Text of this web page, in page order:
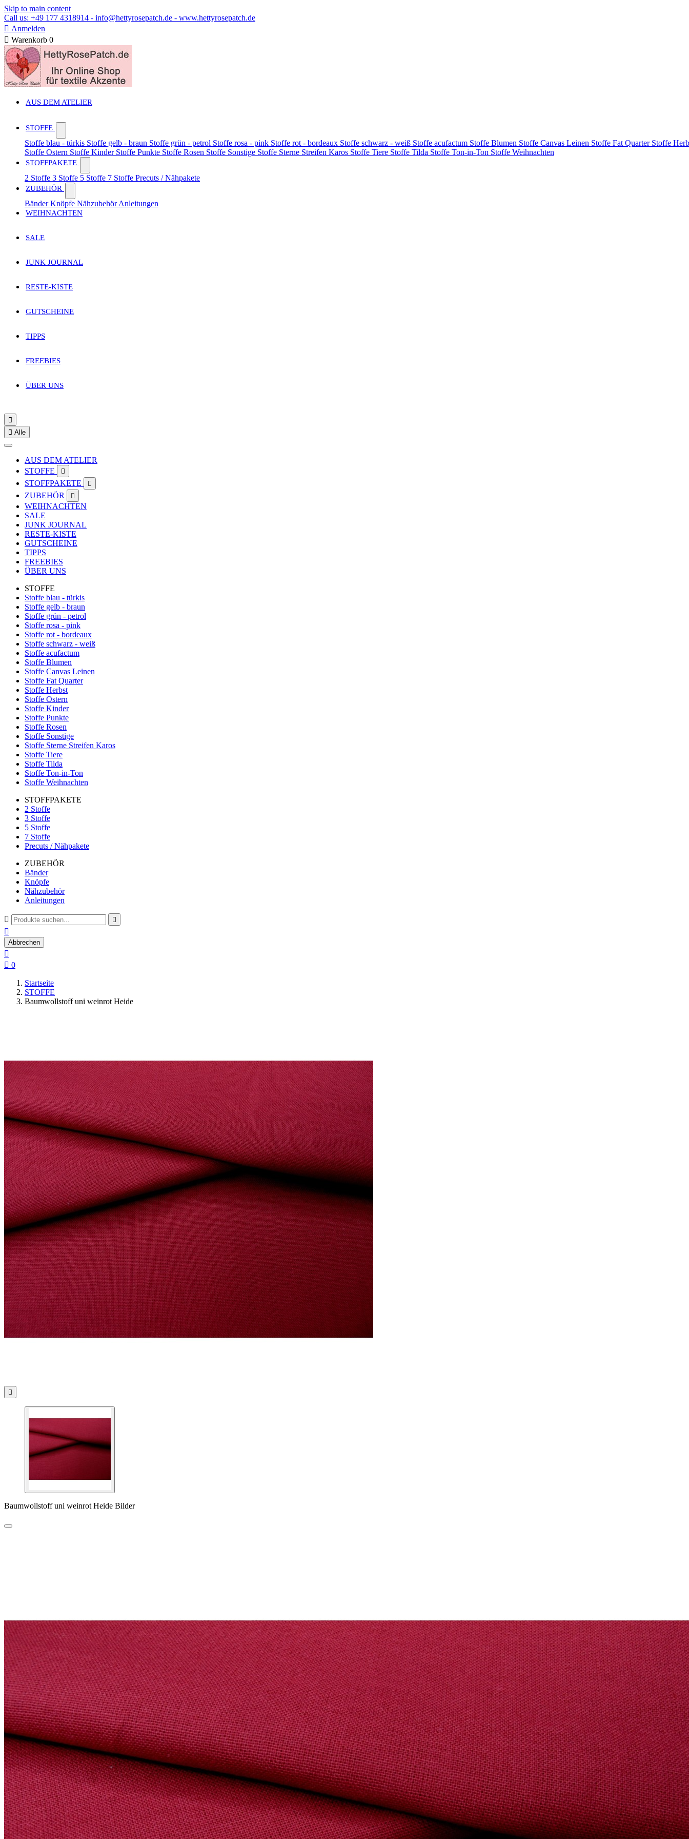
Skip to main content
Call us: +49 177 4318914 - info@hettyrosepatch.de - www.hettyrosepatch.de
 Anmelden
 Warenkorb 0
AUS DEM ATELIER
STOFFE
Stoffe blau - türkis Stoffe gelb - braun Stoffe grün - petrol Stoffe rosa - pink Stoffe rot - bordeaux Stoffe schwarz - weiß Stoffe acufactum Stoffe Blumen Stoffe Canvas Leinen Stoffe Fat Quarter Stoffe
Stoffe Ostern Stoffe Kinder Stoffe Punkte Stoffe Rosen Stoffe Sonstige Stoffe Sterne Streifen Karos Stoffe Tiere Stoffe Tilda Stoffe Ton-in-Ton Stoffe Weihnachten
STOFFPAKETE
2 Stoffe 3 Stoffe 5 Stoffe 7 Stoffe Precuts / Nähpakete
ZUBEHÖR
BänderKnöpfe NähzubehörAnleitungen
WEIHNACHTEN
SALE
JUNK JOURNAL
RESTE-KISTE
GUTSCHEINE
TIPPS
FREEBIES
ÜBER UNS

 Alle
AUS DEM ATELIER
STOFFE

STOFFPAKETE 
ZUBEHÖR 
WEIHNACHTEN
SALE
JUNK JOURNAL
RESTE-KISTE
GUTSCHEINE
TIPPS
FREEBIES
ÜBER UNS
STOFFE
Stoffe blau - türkis
Stoffe gelb - braun
Stoffe grün - petrol
Stoffe rosa - pink
Stoffe rot - bordeaux
Stoffe schwarz - weiß
Stoffe acufactum
Stoffe Blumen
Stoffe Canvas Leinen
Stoffe Fat Quarter
Stoffe Herbst
Stoffe Ostern
Stoffe Kinder
Stoffe Punkte
Stoffe Rosen
Stoffe Sonstige
Stoffe Sterne Streifen Karos
Stoffe Tiere
Stoffe Tilda
Stoffe Ton-in-Ton
Stoffe Weihnachten
STOFFPAKETE
2 Stoffe
3 Stoffe
5 Stoffe
7 Stoffe
Precuts / Nähpakete
ZUBEHÖR
Bänder
Knöpfe
Nähzubehör
Anleitungen
 

Abbrechen

 0
Startseite
STOFFE
Baumwollstoff uni weinrot Heide

Baumwollstoff uni weinrot Heide Bilder